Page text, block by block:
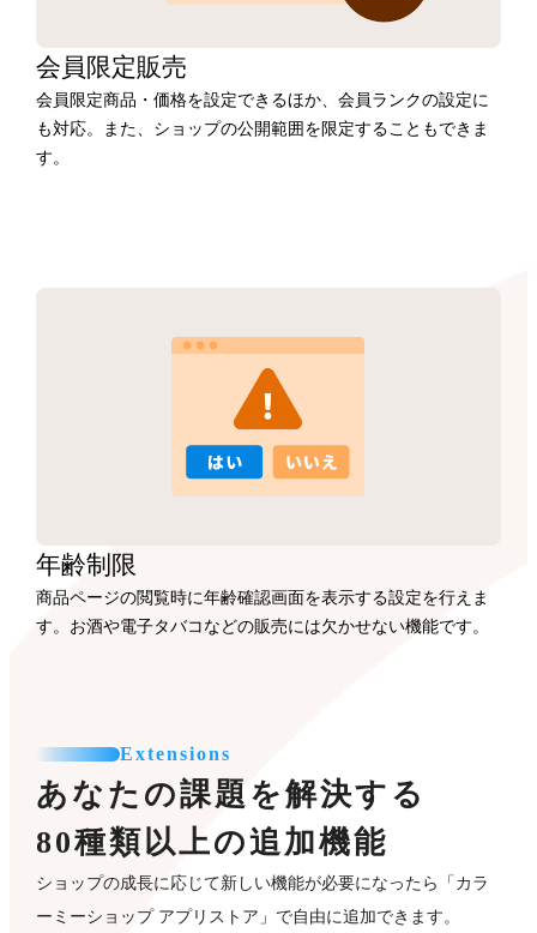
会員限定販売
会員限定商品・価格を設定できるほか、会員ランクの設定に
も対応。また、ショップの公開範囲を限定することもできま
す。
年齢制限
商品ページの閲覧時に年齢確認画面を表示する設定を行えま
す。お酒や電子タバコなどの販売には欠かせない機能です。
Extensions
あなたの課題を解決する
80種類以上の追加機能
ショップの成長に応じて新しい機能が必要になったら「カラ
ーミーショップ アプリストア」で自由に追加できます。